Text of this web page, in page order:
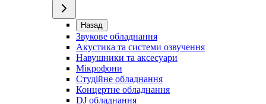
Назад
Звукове обладнання
Акустика та системи озвучення
Навушники та аксесуари
Мікрофони
Студійне обладнання
Концертне обладнання
DJ обладнання